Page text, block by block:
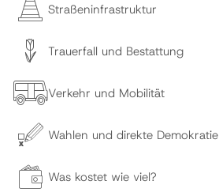
Straßeninfrastruktur
Trauerfall und Bestattung
Verkehr und Mobilität
Wahlen und direkte Demokratie
Was kostet wie viel?